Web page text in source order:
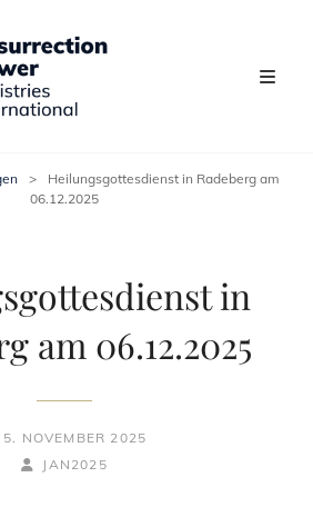
>
Heilungsgottesdienst in Radeberg am
06.12.2025
in
am 06.12.2025
5. NOVEMBER 2025
BY
BYLINE
JAN2025